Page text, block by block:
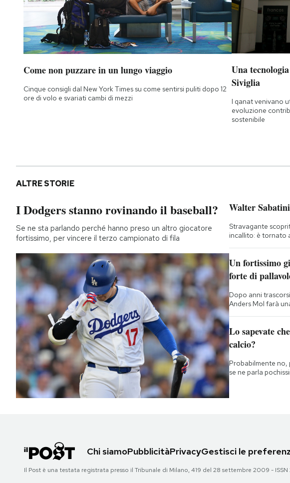
Come non puzzare in un lungo viaggio
Cinque consigli dal New York Times su come sentirsi puliti dopo 12
ore di volo e svariati cambi di mezzi
Una
Siviglia
I qanat venivano
evoluzione
sostenibile
ALTRE STORIE
I Dodgers stanno rovinando il baseball?
Se ne sta parlando perché hanno preso un altro giocatore
fortissimo, per vincere il terzo campionato di fila
Walter
Stravagante
incallito: è tornato
Un fortissimo
forte di
Dopo anni
Anders Mol farà
Lo sapevate
calcio?
Probabilmente no,
se ne parla
Chi siamoPubblicitàPrivacyGestisci le
Il Post è una testata registrata presso il Tribunale di Milano, 419 del 28 settembre 2009 -